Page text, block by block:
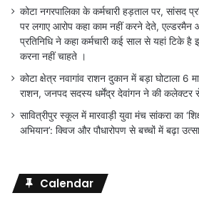
कोटा नगरपालिका के कर्मचारी हड़ताल पर, सांसद
पर लगाए आरोप कहा काम नहीं करने देते, एल्डरमैन
प्रतिनिधि ने कहा कर्मचारी कई साल से यहां टिके है
करना नहीं चाहते ।
कोटा क्षेत्र नवागांव राशन दुकान में बड़ा घोटाला 6
राशन, जनपद सदस्य धर्मेंद्र देवांगन ने की कलेक्टर
सावित्रीपुर स्कूल में मारवाड़ी युवा मंच सांकरा का
अभियान’: क्विज और पौधारोपण से बच्चों में बढ़ा
Calendar